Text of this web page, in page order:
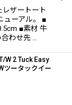
ザートート
ューアル。 ■
■素材 牛
わせ先 …
W 2 Tuck Easy
ツータックイー